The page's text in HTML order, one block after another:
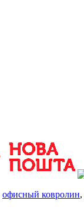
офисный ковролин,